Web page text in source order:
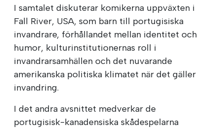
I samtalet diskuterar komikerna uppväxten i
Fall River, USA, som barn till portugisiska
invandrare, förhållandet mellan identitet och
humor, kulturinstitutionernas roll i
invandrarsamhällen och det nuvarande
amerikanska politiska klimatet när det gäller
invandring.
I det andra avsnittet medverkar de
portugisisk-kanadensiska skådespelarna